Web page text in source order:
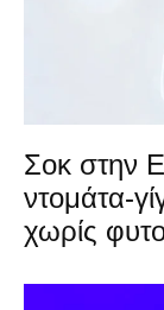
Σοκ στην
ντομάτα-
χωρίς